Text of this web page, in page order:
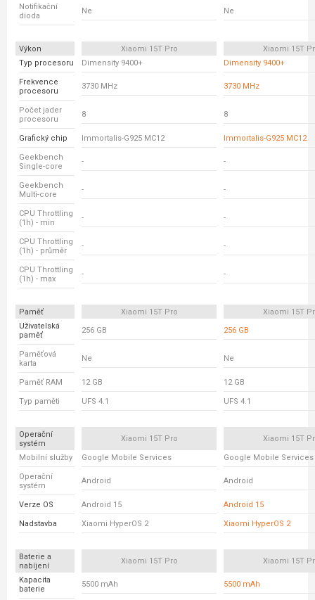
Notifikační
dioda
Ne Ne
Výkon Xiaomi 15T Pro
Xiaomi 15T
Typ procesoru
Dimensity 9400+ Dimensity 9400+
Frekvence
procesoru
3730 MHz 3730 MHz
Počet jader
procesoru
8 8
Grafický chip Immortalis-G925 MC12 Immortalis-G925 MC12
Geekbench
Single-core
- -
Geekbench
Multi-core
- -
CPU Throttling
(1h) - min
- -
CPU Throttling
(1h) - průměr
- -
CPU Throttling
(1h) - max
- -
Paměť Xiaomi 15T Pro
Xiaomi 15T
Uživatelská
paměť
256 GB 256 GB
Paměťová
karta
Ne Ne
Paměť RAM 12 GB 12 GB
Typ paměti UFS 4.1 UFS 4.1
Operační
systém
Xiaomi 15T Pro Xiaomi 15T
Mobilní služby Google Mobile Services Google Mobile Services
Operační
systém
Android Android
Verze OS Android 15 Android 15
Nadstavba Xiaomi HyperOS 2 Xiaomi HyperOS 2
Baterie a
nabíjení
Xiaomi 15T Pro Xiaomi 15T
Kapacita
baterie
5500 mAh 5500 mAh